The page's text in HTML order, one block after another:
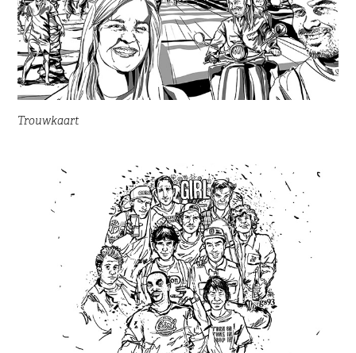
Trouwkaart